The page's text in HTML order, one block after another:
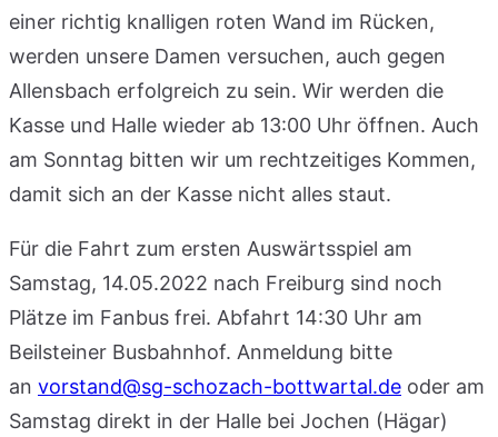
einer richtig knalligen roten Wand im Rücken,
werden unsere Damen versuchen, auch gegen
Allensbach erfolgreich zu sein. Wir werden die
Kasse und Halle wieder ab 13:00 Uhr öffnen. Auch
am Sonntag bitten wir um rechtzeitiges Kommen,
damit sich an der Kasse nicht alles staut.
Für die Fahrt zum ersten Auswärtsspiel am
Samstag, 14.05.2022 nach Freiburg sind noch
Plätze im Fanbus frei. Abfahrt 14:30 Uhr am
Beilsteiner Busbahnhof. Anmeldung bitte
an vorstand@sg-schozach-bottwartal.de oder am
Samstag direkt in der Halle bei Jochen (Hägar)